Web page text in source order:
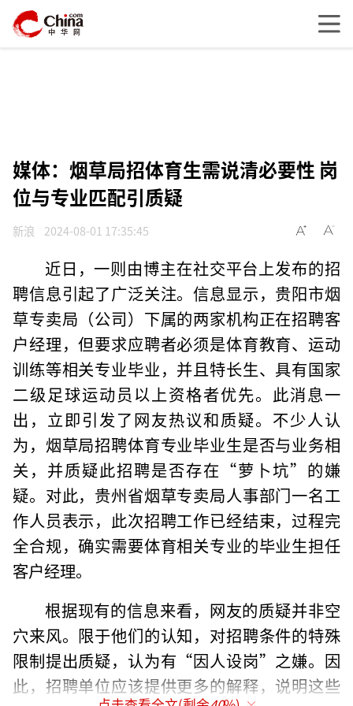
媒体：烟草局招体育生需说清必要性 岗
位与专业匹配引质疑
新浪 2024-08-01 17:35:45
近日，一则由博主在社交平台上发布的招
聘信息引起了广泛关注。信息显示，贵阳市烟
草专卖局（公司）下属的两家机构正在招聘客
户经理，但要求应聘者必须是体育教育、运动
训练等相关专业毕业，并且特长生、具有国家
二级足球运动员以上资格者优先。此消息一
出，立即引发了网友热议和质疑。不少人认
为，烟草局招聘体育专业毕业生是否与业务相
关，并质疑此招聘是否存在“萝卜坑”的嫌
疑。对此，贵州省烟草专卖局人事部门一名工
作人员表示，此次招聘工作已经结束，过程完
全合规，确实需要体育相关专业的毕业生担任
客户经理。
根据现有的信息来看，网友的质疑并非空
穴来风。限于他们的认知，对招聘条件的特殊
限制提出质疑，认为有“因人设岗”之嫌。因
此，招聘单位应该提供更多的解释，说明这些